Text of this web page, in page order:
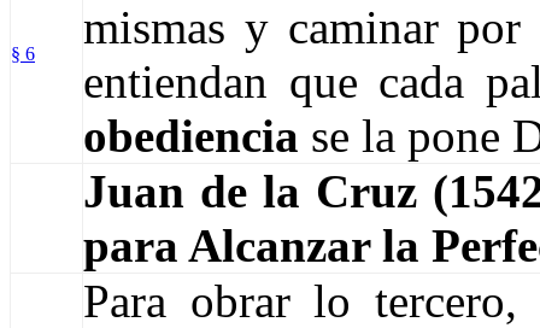
§ 6
mismas y caminar
entiendan que cada
obediencia se la pone
Juan de la Cruz
para Alcanzar la
Para obrar lo